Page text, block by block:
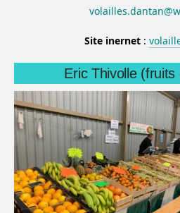
Site inernet:
Eric Thivolle